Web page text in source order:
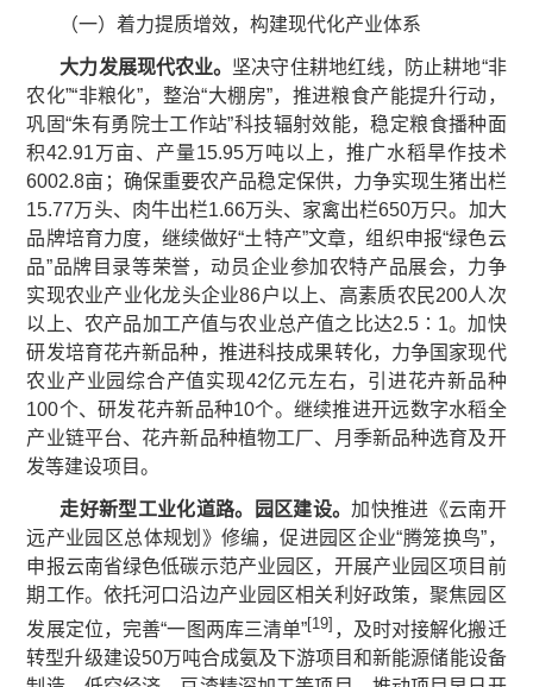
（一）着力提质增效，构建现代化产业体系
大力发展现代农业。 坚决守住耕地红线，防止耕地“非
农化”“非粮化”，整治“大棚房”，推进粮食产能提升行动，
巩固“朱有勇院士工作站”科技辐射效能，稳定粮食播种面
积42.91万亩、产量15.95万吨以上，推广水稻旱作技术
6002.8亩；确保重要农产品稳定保供，力争实现生猪出栏
15.77万头、肉牛出栏1.66万头、家禽出栏650万只。加大
品牌培育力度，继续做好“土特产”文章，组织申报“绿色云
品”品牌目录等荣誉，动员企业参加农特产品展会，力争
实现农业产业化龙头企业86户以上、高素质农民200人次
以上、农产品加工产值与农业总产值之比达2.5∶1。加快
研发培育花卉新品种，推进科技成果转化，力争国家现代
农业产业园综合产值实现42亿元左右，引进花卉新品种
100个、研发花卉新品种10个。继续推进开远数字水稻全
产业链平台、花卉新品种植物工厂、月季新品种选育及开
发等建设项目。
走好新型工业化道路。园区建设。加快推进《云南开
远产业园区总体规划》修编，促进园区企业“腾笼换鸟”，
申报云南省绿色低碳示范产业园区，开展产业园区项目前
期工作。依托河口沿边产业园区相关利好政策，聚焦园区
发展定位，完善“一图两库三清单”[19] ，及时对接解化搬迁
转型升级建设50万吨合成氨及下游项目和新能源储能设备